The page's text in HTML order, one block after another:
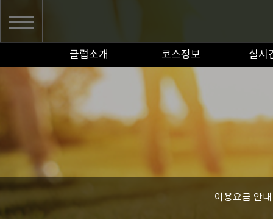
클럽소개 코스정보 실시
이용요금 안내